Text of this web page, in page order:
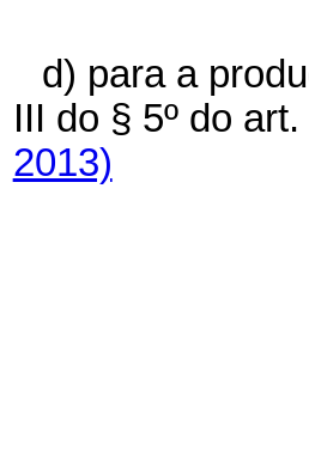
d) para a
III do § 5º do
2013)